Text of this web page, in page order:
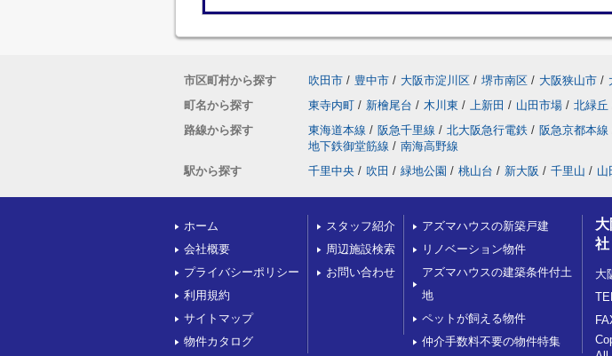
市区町村から探す 吹田市 / 豊中市 / 大阪市淀川区 / 堺市南区 / 大阪狭山市 /
町名から探す
東寺内町 / 新檜尾台 / 木川東 / 上新田 / 山田市場 / 北緑丘
路線から探す
東海道本線 / 阪急千里線 / 北大阪急行電鉄 / 阪急京都本線
地下鉄御堂筋線 / 南海高野線
駅から探す
千里中央 / 吹田 / 緑地公園 / 桃山台 / 新大阪 / 千里山 / 山
ホーム
会社概要
プライバシーポリシー
利用規約
サイトマップ
物件カタログ
スタッフ紹介
周辺施設検索
お問い合わせ
アズマハウスの新築戸建
リノベーション物件
アズマハウスの建築条件付土
地
ペットが飼える物件
仲介手数料不要の物件特集
大